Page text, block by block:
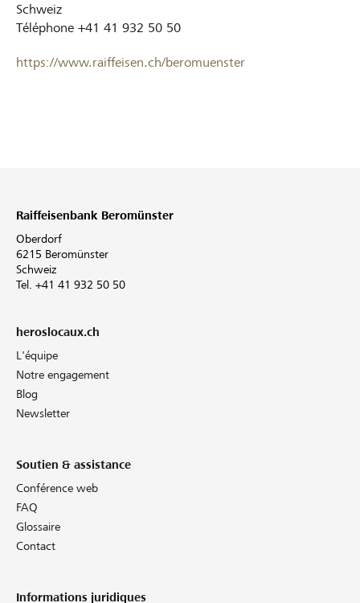
Schweiz
Téléphone +41 41 932 50 50
https://www.raiffeisen.ch/beromuenster
Raiffeisenbank Beromünster
Oberdorf
6215 Beromünster
Schweiz
Tel. +41 41 932 50 50
heroslocaux.ch
L'équipe
Notre engagement
Blog
Newsletter
Soutien & assistance
Conférence web
FAQ
Glossaire
Contact
Informations juridiques